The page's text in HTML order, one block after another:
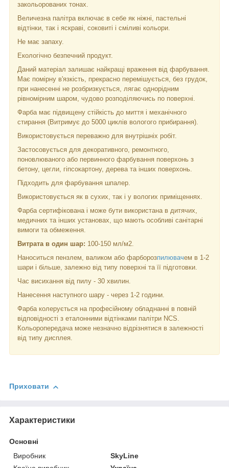
закольорованих тонах.
Величезна палітра включає в себе як ніжні, пастельні
відтінки, так і яскраві, соковиті і сміливі кольори.
Не має запаху.
Екологічно безпечний продукт.
Даний матеріал залишає найкращі враження від фарбування.
Має помірну в'язкість, прекрасно перемішується, без грудок,
при нанесенні не розбризкується, лягає однорідним
рівномірним шаром, чудово розподіляючись по поверхні.
Фарба має підвищену стійкість до миття і механічного
стирання (Витримує до 5000 циклів вологого прибирання).
Використовується переважно для внутрішніх робіт.
Застосовується для декоративного, ремонтного,
поновлюваного або первинного фарбування поверхонь з
бетону, цегли, гіпсокартону, дерева та інших поверхонь.
Підходить для фарбування шпалер.
Використовується як в сухих, так і у вологих приміщеннях.
Фарба сертифікована і може бути використана в дитячих,
медичних та інших установах, що мають особливі санітарні
вимоги та обмеження.
Витрата в один шар: 100-150 мл/м2.
Наноситься пензлем, валиком або фарборозпилювачем в 1-2
шари і більше, залежно від типу поверхні та її підготовки.
Час висихання від пилу - 30 хвилин.
Нанесення наступного шару - через 1-2 години.
Фарба колерується на професійному обладнанні в повній
відповідності з еталонними відтінками палітри NCS.
Кольоропередача може незначно відрізнятися в залежності
від типу дисплея.
Приховати
Характеристики
Основні
Виробник
SkyLine